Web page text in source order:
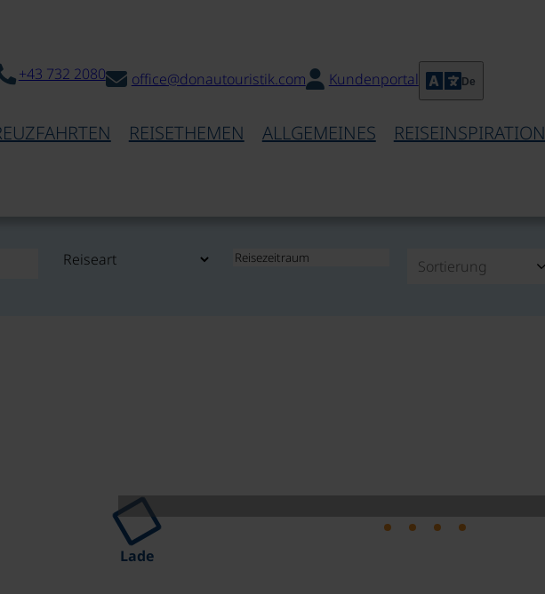
+43 732 2080 office@donautouristik.com Kundenportal De
REISETHEMEN ALLGEMEINES REISEINSPIRATION
Lade